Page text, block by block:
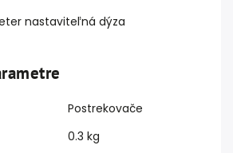
nastaviteľná dýza
Postrekovače
0.3 kg